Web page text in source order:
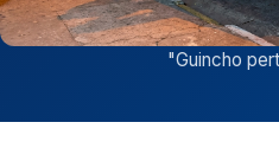
"Guincho